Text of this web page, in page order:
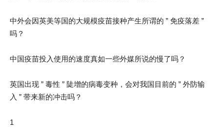
中外会因英美等国的大规模疫苗接种产生所谓的 ” 免疫落差 ”
吗？
中国疫苗投入使用的速度真如一些外媒所说的慢了吗？
英国出现 ” 毒性 ” 陡增的病毒变种，会对我国目前的 ” 外防输
入 ” 带来新的冲击吗？
1